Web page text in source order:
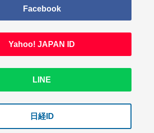
Facebook
Yahoo! JAPAN ID
LINE
日経ID